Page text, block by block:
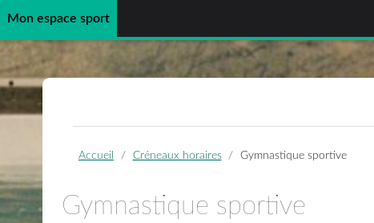
Passer au contenu principal
Mon espace sport
Accueil Créneaux horaires Gymnastique sportive
Gymnastique sportive